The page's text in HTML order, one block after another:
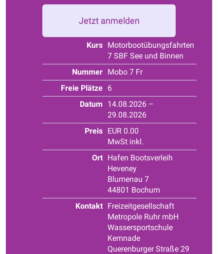
Jetzt anmelden
Kurs Motorbootübungsfahrten
7 SBF See und Binnen
Nummer Mobo 7 Fr
Freie Plätze 6
Datum
14.08.2026 –
29.08.2026
Preis EUR 0.00
MwSt inkl.
Ort Hafen Bootsverleih
Heveney
Blumenau 7
44801 Bochum
Kontakt Freizeitgesellschaft
Metropole Ruhr mbH
Wassersportschule
Kemnade
Querenburger Straße 29